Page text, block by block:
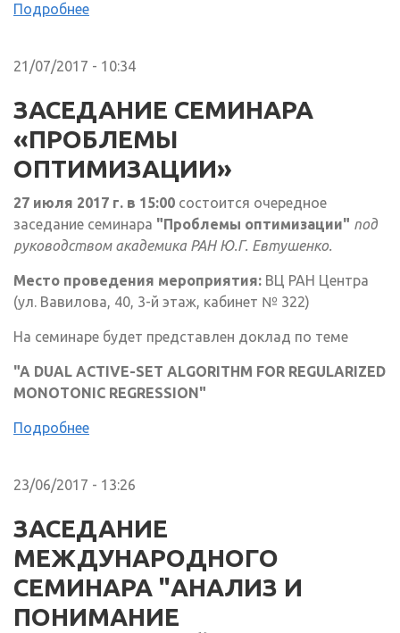
Подробнее
21/07/2017 - 10:34
ЗАСЕДАНИЕ СЕМИНАРА
«ПРОБЛЕМЫ
ОПТИМИЗАЦИИ»
27 июля 2017 г. в 15:00 состоится очередное
заседание семинара "Проблемы оптимизации" под
руководством академика РАН Ю.Г. Евтушенко.
Место проведения мероприятия: ВЦ РАН Центра
(ул. Вавилова, 40, 3-й этаж, кабинет № 322)
На семинаре будет представлен доклад по теме
"A DUAL ACTIVE-SET ALGORITHM FOR REGULARIZED
MONOTONIC REGRESSION"
Подробнее
23/06/2017 - 13:26
ЗАСЕДАНИЕ
МЕЖДУНАРОДНОГО
СЕМИНАРА "АНАЛИЗ И
ПОНИМАНИЕ